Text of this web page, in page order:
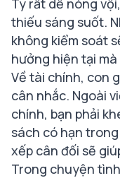
Tý rất dễ nóng
thiếu sáng suốt.
không kiểm soát
hưởng hiện tại
Về tài chính, con
cân nhắc. Ngoài
chính, bạn phải
sách có hạn
xếp cân đối sẽ
Trong chuyện